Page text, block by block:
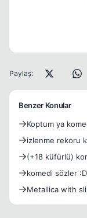
Paylaş:
Benzer Konular
Koptum ya
izlenme rekoru
(+18 küfürlü)
komedi sözler :D
Metallica with